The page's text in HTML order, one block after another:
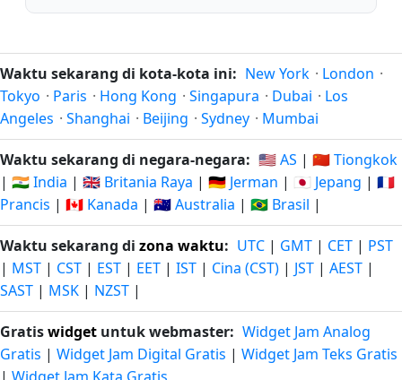
Waktu sekarang di kota-kota ini: New York · London ·
Tokyo · Paris · Hong Kong · Singapura · Dubai · Los
Angeles · Shanghai · Beijing · Sydney · Mumbai
Waktu sekarang di negara-negara: 🇺🇸 AS | 🇨🇳 Tiongkok
| 🇮🇳 India | 🇬🇧 Britania Raya | 🇩🇪 Jerman | 🇯🇵 Jepang | 🇫🇷
Prancis | 🇨🇦 Kanada | 🇦🇺 Australia | 🇧🇷 Brasil |
Waktu sekarang di zona waktu: UTC | GMT | CET | PST
| MST | CST | EST | EET | IST | Cina (CST) | JST | AEST |
SAST | MSK | NZST |
Gratiswidget untuk webmaster: Widget Jam Analog
Gratis | Widget Jam Digital Gratis | Widget Jam Teks Gratis